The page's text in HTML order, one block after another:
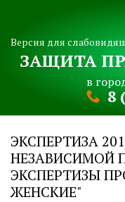
Версия для
ЗАЩИТА
в
8
ЭКСПЕРТИЗА
НЕЗАВИСИМОЙ
ЭКСПЕРТИЗЫ
ЖЕНСКИЕ"